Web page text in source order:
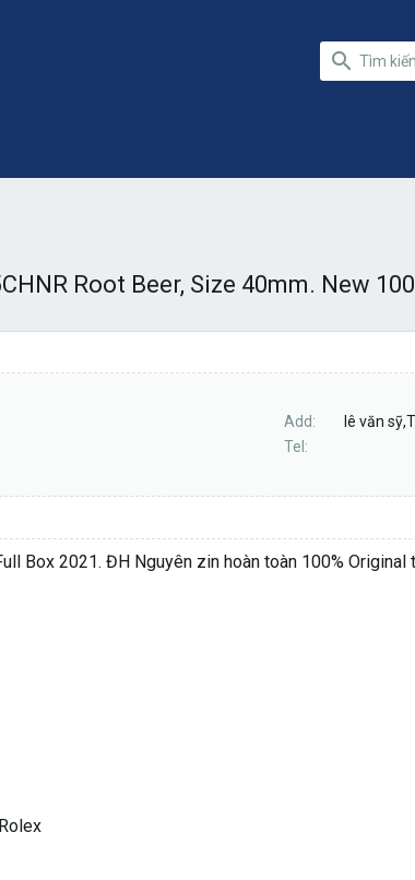
Root Beer, Size 40mm. New
Add
lê văn
Tel
Box 2021. ĐH Nguyên zin hoàn toàn 100% Original